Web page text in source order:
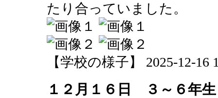
たり合っていました。
【学校の様子】 2025-12-16
１２月１６日 ３～６年